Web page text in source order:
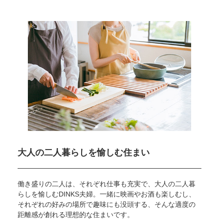
大人の二人暮らしを愉しむ住まい
働き盛りの二人は、それぞれ仕事も充実で、大人の二人暮
らしを愉しむDINKS夫婦。一緒に映画やお酒も楽しむし、
それぞれの好みの場所で趣味にも没頭する、そんな適度の
距離感が創れる理想的な住まいです。